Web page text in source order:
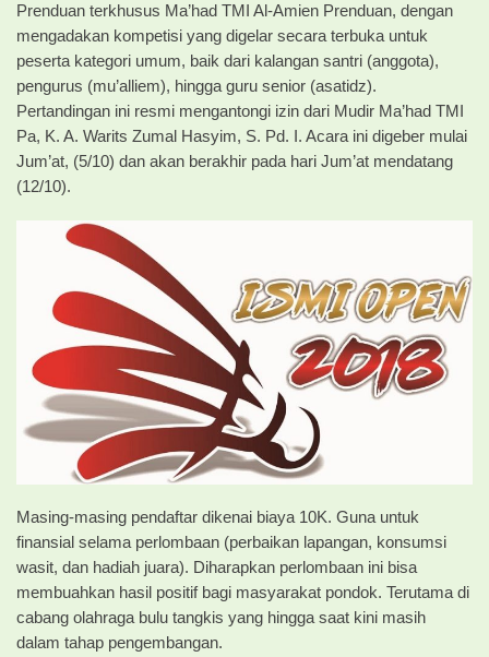
Prenduan terkhusus Ma’had TMI Al-Amien Prenduan, dengan
mengadakan kompetisi yang digelar secara terbuka untuk
peserta kategori umum, baik dari kalangan santri (anggota),
pengurus (mu’alliem), hingga guru senior (asatidz).
Pertandingan ini resmi mengantongi izin dari Mudir Ma’had TMI
Pa, K. A. Warits Zumal Hasyim, S. Pd. I. Acara ini digeber mulai
Jum’at, (5/10) dan akan berakhir pada hari Jum’at mendatang
(12/10).
Masing-masing pendaftar dikenai biaya 10K. Guna untuk
finansial selama perlombaan (perbaikan lapangan, konsumsi
wasit, dan hadiah juara). Diharapkan perlombaan ini bisa
membuahkan hasil positif bagi masyarakat pondok. Terutama di
cabang olahraga bulu tangkis yang hingga saat kini masih
dalam tahap pengembangan.